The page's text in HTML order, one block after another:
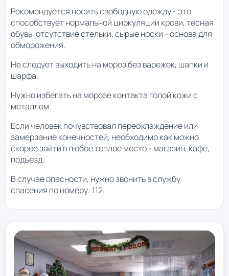
Рекомендуется носить свободную одежду - это
способствует нормальной циркуляции крови, тесная
обувь, отсутствие стельки, сырые носки - основа для
обморожения.
Не следует выходить на мороз без варежек, шапки и
шарфа.
Нужно избегать на морозе контакта голой кожи с
металлом.
Если человек почувствовал переохлаждение или
замерзание конечностей, необходимо как можно
скорее зайти в любое теплое место - магазин, кафе,
подъезд.
В случае опасности, нужно звонить в службу
спасения по номеру: 112.